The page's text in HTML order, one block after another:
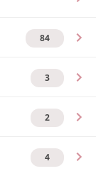
84
3
2
4